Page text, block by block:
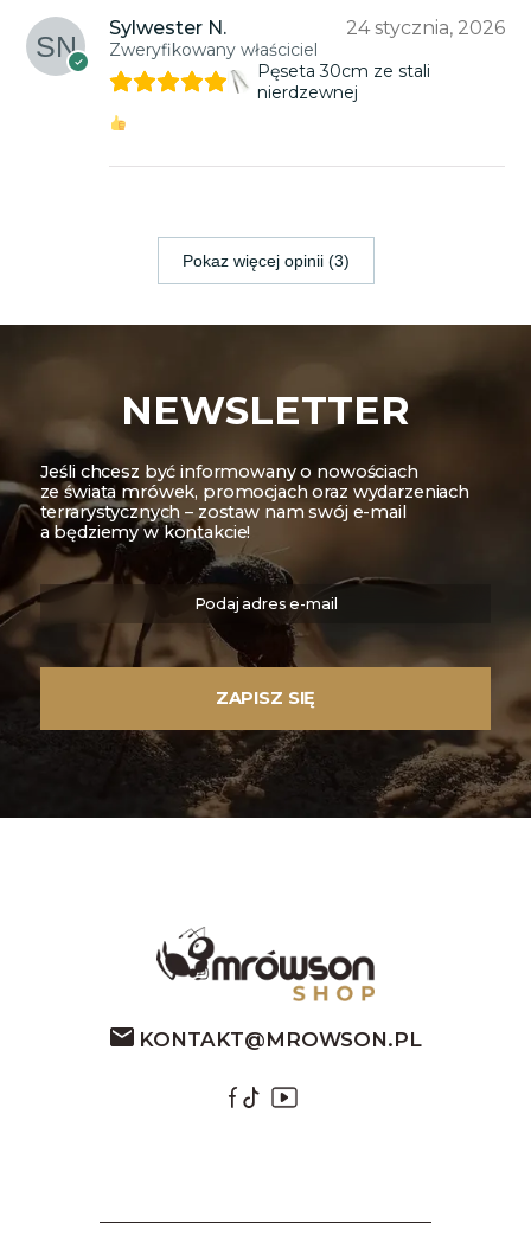
Sylwester N.
Zweryfikowany właściciel
24 stycznia, 2026
Pęseta 30cm ze stali
nierdzewnej
Pokaz więcej opinii (3)
NEWSLETTER
Jeśli chcesz być informowany o nowościach
ze świata mrówek, promocjach oraz wydarzeniach
terrarystycznych – zostaw nam swój e-mail
a będziemy w kontakcie!
KONTAKT@MROWSON.PL